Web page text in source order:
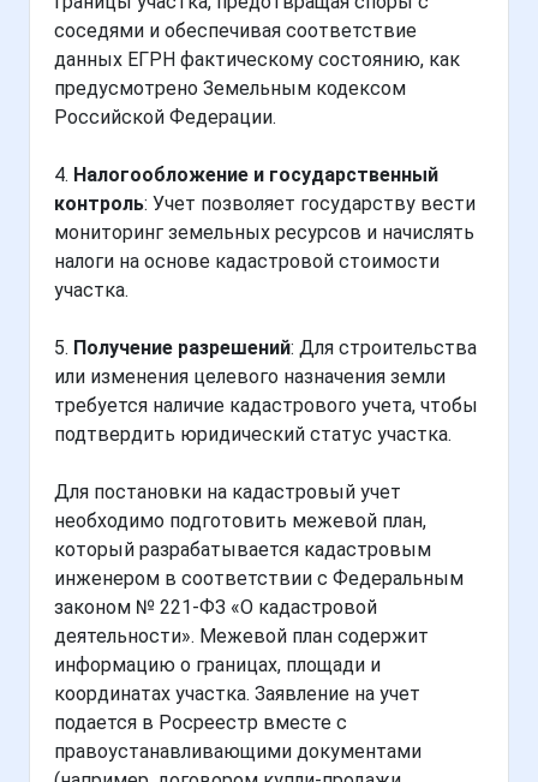
соседями и обеспечивая соответствие
данных ЕГРН фактическому состоянию, как
предусмотрено Земельным кодексом
Российской Федерации.
4. Налогообложение и государственный
контроль: Учет позволяет государству вести
мониторинг земельных ресурсов и начислять
налоги на основе кадастровой стоимости
участка.
5. Получение разрешений: Для строительства
или изменения целевого назначения земли
требуется наличие кадастрового учета, чтобы
подтвердить юридический статус участка.
Для постановки на кадастровый учет
необходимо подготовить межевой план,
который разрабатывается кадастровым
инженером в соответствии с Федеральным
законом № 221-ФЗ «О кадастровой
деятельности». Межевой план содержит
информацию о границах, площади и
координатах участка. Заявление на учет
подается в Росреестр вместе с
правоустанавливающими документами